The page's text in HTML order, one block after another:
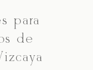
para
de